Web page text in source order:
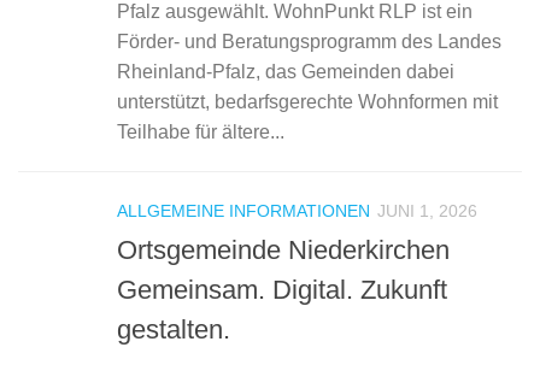
Pfalz ausgewählt. WohnPunkt RLP ist ein
Förder- und Beratungsprogramm des Landes
Rheinland-Pfalz, das Gemeinden dabei
unterstützt, bedarfsgerechte Wohnformen mit
Teilhabe für ältere...
ALLGEMEINE INFORMATIONEN JUNI 1, 2026
Ortsgemeinde Niederkirchen
Gemeinsam. Digital. Zukunft
gestalten.